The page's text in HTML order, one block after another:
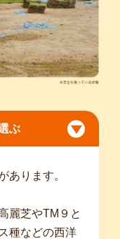
ぶ
あります。
麗芝やTM９と
種などの西洋